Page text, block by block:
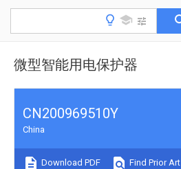
微型智能用电保护器
CN200969510Y
China
Download PDF Find Prior Art